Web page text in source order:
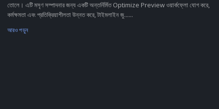
তোলে। এটি মসৃণ সম্পাদনার জন্য একটি অন্তর্নির্মিত Optimize Preview ওয়ার্কফ্লো যোগ করে,
কর্মক্ষমতা এবং প্রতিক্রিয়াশীলতা উন্নত করে, টাইমলাইন জু......
আরও পড়ুন